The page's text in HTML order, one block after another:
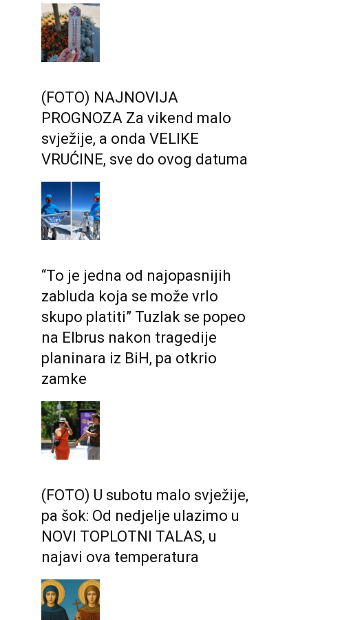
(FOTO) NAJNOVIJA
PROGNOZA Za vikend malo
svježije, a onda VELIKE
VRUĆINE, sve do ovog datuma
“To je jedna od najopasnijih
zabluda koja se može vrlo
skupo platiti” Tuzlak se popeo
na Elbrus nakon tragedije
planinara iz BiH, pa otkrio
zamke
(FOTO) U subotu malo svježije,
pa šok: Od nedjelje ulazimo u
NOVI TOPLOTNI TALAS, u
najavi ova temperatura